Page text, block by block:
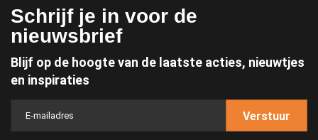
Schrijf je in voor de
nieuwsbrief
Blijf op de hoogte van de laatste acties, nieuwtjes
en inspiraties
Verstuur